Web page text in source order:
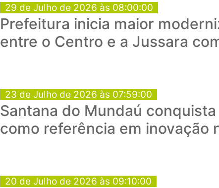
29 de Julho de 2026 às 08:00:00
Prefeitura inicia maior
entre o Centro e a Jussara
23 de Julho de 2026 às 07:59:00
Santana do Mundaú
como referência em inovação
20 de Julho de 2026 às 09:10:00